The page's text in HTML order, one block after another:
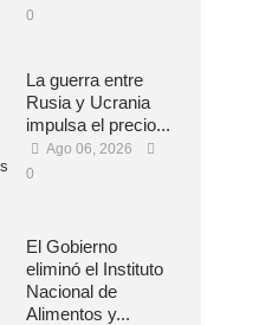
0
La guerra entre
Rusia y Ucrania
impulsa el precio...
Ago 06, 2026
0
El Gobierno
eliminó el Instituto
Nacional de
Alimentos y...